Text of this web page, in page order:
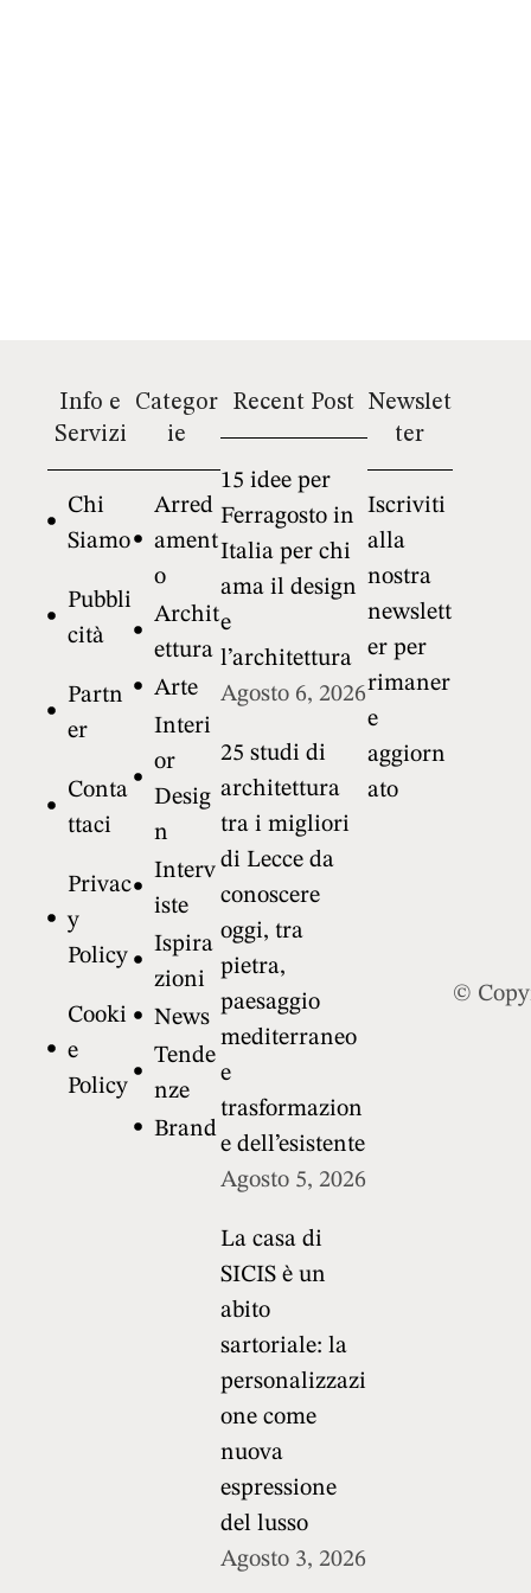
Info e
Servizi
Chi
Siamo
Pubbli
cità
Partn
er
Conta
ttaci
Privac
y
Policy
Cooki
e
Policy
Categor
ie
Arred
ament
o
Archit
ettura
Arte
Interi
or
Desig
n
Interv
iste
Ispira
zioni
News
Tende
nze
Brand
Recent Post
15 idee per
Ferragosto in
Italia per chi
ama il design
e
l’architettura
Agosto 6, 2026
25 studi di
architettura
tra i migliori
di Lecce da
conoscere
oggi, tra
pietra,
paesaggio
mediterraneo
e
trasformazion
e dell’esistente
Agosto 5, 2026
La casa di
SICIS è un
abito
sartoriale: la
personalizzazi
one come
nuova
espressione
del lusso
Agosto 3, 2026
Newslet
ter
Iscriviti
alla
nostra
newslett
er per
rimaner
e
aggiorn
ato
©